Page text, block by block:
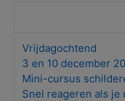
Vrijdagochtend
3 en 10 december
Mini-cursus
Snel reageren als je